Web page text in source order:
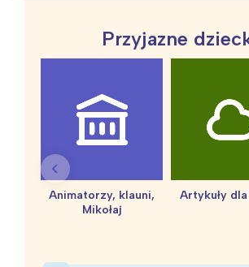
Przyjazne
Animatorzy, klauni,
Mikołaj
Artykuły